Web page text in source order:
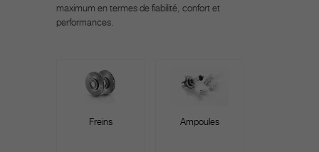
maximum en termes de fiabilité, confort et
performances.
Freins Ampoules